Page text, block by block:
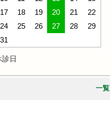
17 18 19 20 21
22
24 25 26 27 28
29
31
診日
一覧